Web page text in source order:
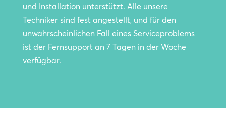
und Installation unterstützt. Alle unsere
Techniker sind fest angestellt, und für den
unwahrscheinlichen Fall eines Serviceproblems
ist der Fernsupport an 7 Tagen in der Woche
verfügbar.